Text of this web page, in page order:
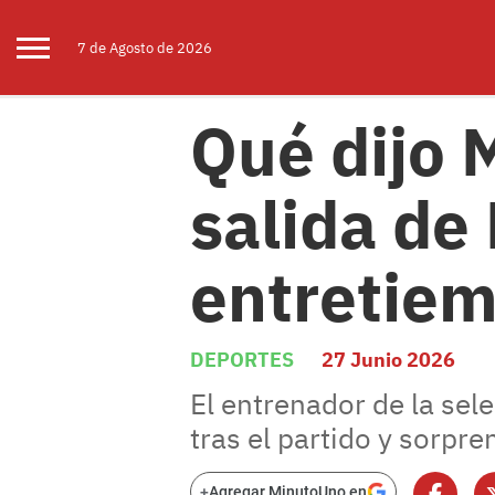
7 deAgostode 2026
Qué dijo
salida de
DEPORTES 27 Junio 2026
El entrenador de la
tras el partido y